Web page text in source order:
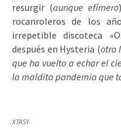
resurgir (aunque efímero
rocanroleros de los
irrepetible discoteca
después en Hysteria (otro
que ha vuelto a echar el
la maldita pandemia que
XTASY